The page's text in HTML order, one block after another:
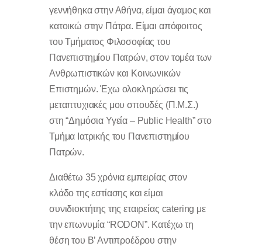
γεννήθηκα στην Αθήνα, είμαι άγαμος και
κατοικώ στην Πάτρα. Είμαι απόφοιτος
του Τμήματος Φιλοσοφίας του
Πανεπιστημίου Πατρών, στον τομέα των
Ανθρωπιστικών και Κοινωνικών
Επιστημών. Έχω ολοκληρώσει τις
μεταπτυχιακές μου σπουδές (Π.Μ.Σ.)
στη “Δημόσια Υγεία – Public Health” στο
Τμήμα Ιατρικής του Πανεπιστημίου
Πατρών.
Διαθέτω 35 χρόνια εμπειρίας στον
κλάδο της εστίασης και είμαι
συνιδιοκτήτης της εταιρείας catering με
την επωνυμία “RODON”. Κατέχω τη
θέση του Β’ Αντιπροέδρου στην